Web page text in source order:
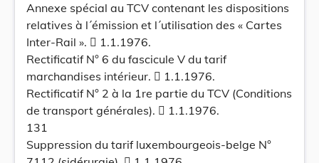
Annexe spécial au TCV contenant les dispositions
relatives à l´émission et l´utilisation des « Cartes
Inter-Rail ».  1.1.1976.
Rectificatif N° 6 du fascicule V du tarif
marchandises intérieur.  1.1.1976.
Rectificatif N° 2 à la 1re partie du TCV (Conditions
de transport générales).  1.1.1976.
131
Suppression du tarif luxembourgeois-belge N°